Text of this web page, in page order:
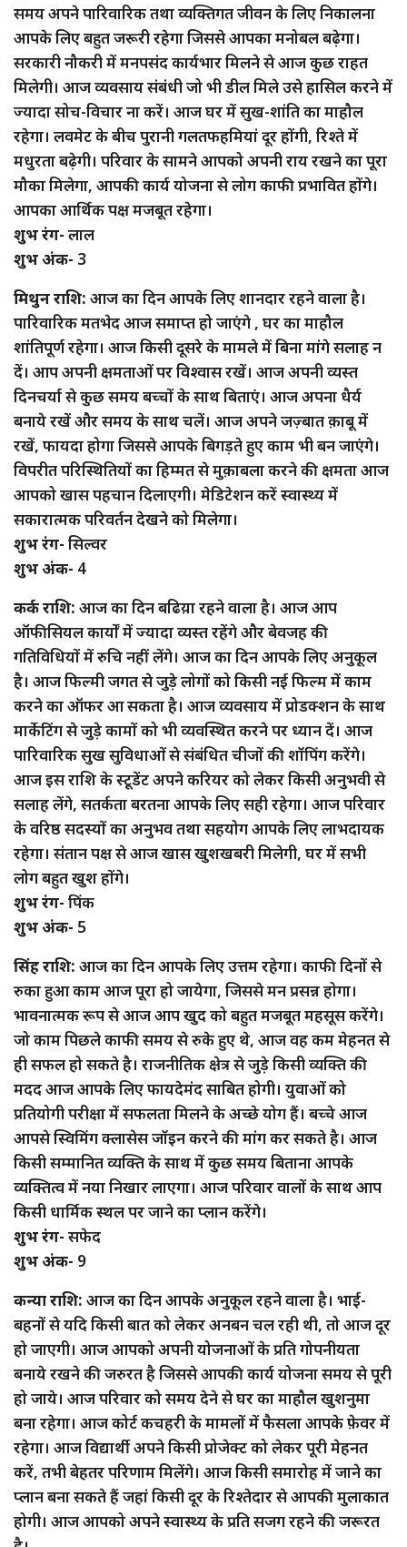
समय अपने पारिवारिक तथा व्यक्तिगत जीवन के लिए निकालना
आपके लिए बहुत जरूरी रहेगा जिससे आपका मनोबल बढ़ेगा।
सरकारी नौकरी में मनपसंद कार्यभार मिलने से आज कुछ राहत
मिलेगी। आज व्यवसाय संबंधी जो भी डील मिले उसे हासिल करने में
ज्यादा सोच-विचार ना करें। आज घर में सुख-शांति का माहौल
रहेगा। लवमेट के बीच पुरानी गलतफहमियां दूर होंगी, रिश्ते में
मधुरता बढ़ेगी। परिवार के सामने आपको अपनी राय रखने का पूरा
मौका मिलेगा, आपकी कार्य योजना से लोग काफी प्रभावित होंगे।
आपका आर्थिक पक्ष मजबूत रहेगा।
शुभ रंग- लाल
शुभ अंक- 3
मिथुन राशि: आज का दिन आपके लिए शानदार रहने वाला है।
पारिवारिक मतभेद आज समाप्त हो जाएंगे , घर का माहौल
शांतिपूर्ण रहेगा। आज किसी दूसरे के मामले में बिना मांगे सलाह न
दें। आप अपनी क्षमताओं पर विश्वास रखें। आज अपनी व्यस्त
दिनचर्या से कुछ समय बच्चों के साथ बिताएं। आज अपना धैर्य
बनाये रखें और समय के साथ चलें। आज अपने जज़्बात क़ाबू में
रखें, फायदा होगा जिससे आपके बिगड़ते हुए काम भी बन जाएंगे।
विपरीत परिस्थितियों का हिम्मत से मुक़ाबला करने की क्षमता आज
आपको खास पहचान दिलाएगी। मेडिटेशन करें स्वास्थ्य में
सकारात्मक परिवर्तन देखने को मिलेगा।
शुभ रंग- सिल्वर
शुभ अंक- 4
कर्क राशि: आज का दिन बढिय़ा रहने वाला है। आज आप
ऑफीसियल कार्यों में ज्यादा व्यस्त रहेंगे और बेवजह की
गतिविधियों में रुचि नहीं लेंगे। आज का दिन आपके लिए अनुकूल
है। आज फिल्मी जगत से जुड़े लोगों को किसी नई फिल्म में काम
करने का ऑफर आ सकता है। आज व्यवसाय में प्रोडक्शन के साथ
मार्केटिंग से जुड़े कामों को भी व्यवस्थित करने पर ध्यान दें। आज
पारिवारिक सुख सुविधाओं से संबंधित चीजों की शॉपिंग करेंगे।
आज इस राशि के स्टूडेंट अपने करियर को लेकर किसी अनुभवी से
सलाह लेंगे, सतर्कता बरतना आपके लिए सही रहेगा। आज परिवार
के वरिष्ठ सदस्यों का अनुभव तथा सहयोग आपके लिए लाभदायक
रहेगा। संतान पक्ष से आज खास खुशखबरी मिलेगी, घर में सभी
लोग बहुत खुश होंगे।
शुभ रंग- पिंक
शुभ अंक- 5
सिंह राशि: आज का दिन आपके लिए उत्तम रहेगा। काफी दिनों से
रुका हुआ काम आज पूरा हो जायेगा, जिससे मन प्रसन्न होगा।
भावनात्मक रूप से आज आप खुद को बहुत मजबूत महसूस करेंगे।
जो काम पिछले काफी समय से रुके हुए थे, आज वह कम मेहनत से
ही सफल हो सकते है। राजनीतिक क्षेत्र से जुड़े किसी व्यक्ति की
मदद आज आपके लिए फायदेमंद साबित होगी। युवाओं को
प्रतियोगी परीक्षा में सफलता मिलने के अच्छे योग हैं। बच्चे आज
आपसे स्विमिंग क्लासेस जॉइन करने की मांग कर सकते है। आज
किसी सम्मानित व्यक्ति के साथ में कुछ समय बिताना आपके
व्यक्तित्व में नया निखार लाएगा। आज परिवार वालों के साथ आप
किसी धार्मिक स्थल पर जाने का प्लान करेंगे।
शुभ रंग- सफेद
शुभ अंक- 9
कन्या राशि: आज का दिन आपके अनुकूल रहने वाला है। भाई-
बहनों से यदि किसी बात को लेकर अनबन चल रही थी, तो आज दूर
हो जाएगी। आज आपको अपनी योजनाओं के प्रति गोपनीयता
बनाये रखने की जरुरत है जिससे आपकी कार्य योजना समय से पूरी
हो जाये। आज परिवार को समय देने से घर का माहौल खुशनुमा
बना रहेगा। आज कोर्ट कचहरी के मामलों में फैसला आपके फ़ेवर में
रहेगा। आज विद्यार्थी अपने किसी प्रोजेक्ट को लेकर पूरी मेहनत
करें, तभी बेहतर परिणाम मिलेंगे। आज किसी समारोह में जाने का
प्लान बना सकते हैं जहां किसी दूर के रिश्तेदार से आपकी मुलाकात
होगी। आज आपको अपने स्वास्थ्य के प्रति सजग रहने की जरूरत